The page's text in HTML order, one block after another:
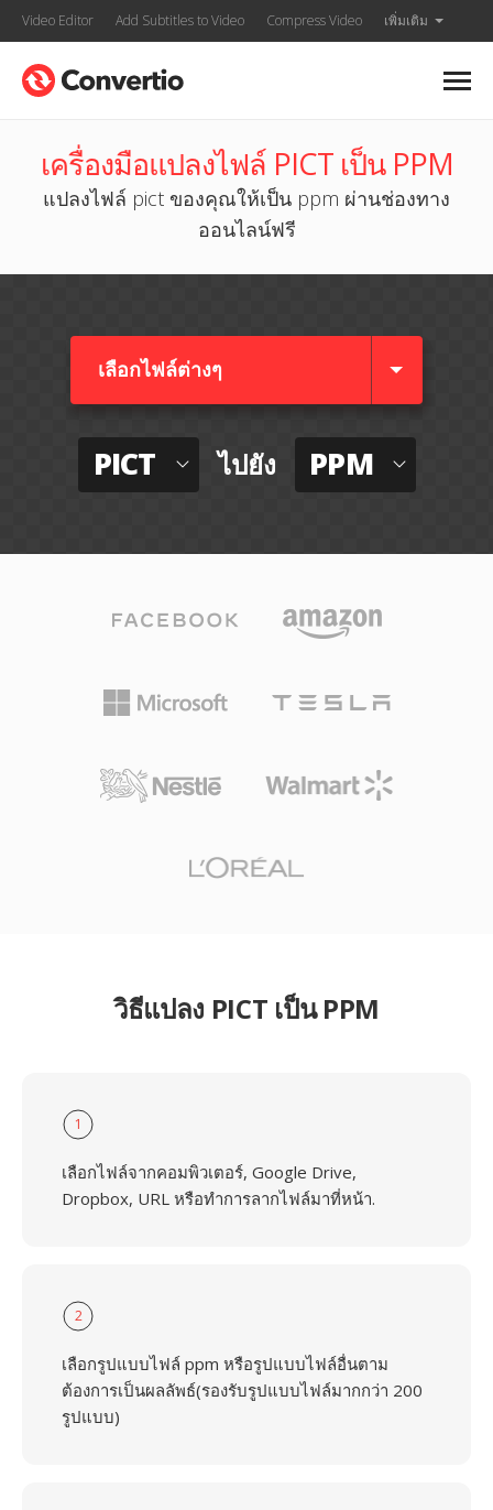
Video Editor Add Subtitles to Video Compress Video เพิ่มเติม
เครื่องมือแปลงไฟล์ PICT เป็น PPM
แปลงไฟล์ pict ของคุณให้เป็น ppm ผ่านช่องทาง
ออนไลน์ฟรี
เลือกไฟล์ต่างๆ​
PICT ไปยัง PPM
วิธีแปลง PICT เป็น PPM
1
เลือกไฟล์จากคอมพิวเตอร์, Google Drive,
Dropbox, URL หรือทำการลากไฟล์มาที่หน้า.
2
เลือกรูปแบบไฟล์ ppm หรือรูปแบบไฟล์อื่นตาม
ต้องการเป็นผลลัพธ์(รองรับรูปแบบไฟล์มากกว่า 200
รูปแบบ)